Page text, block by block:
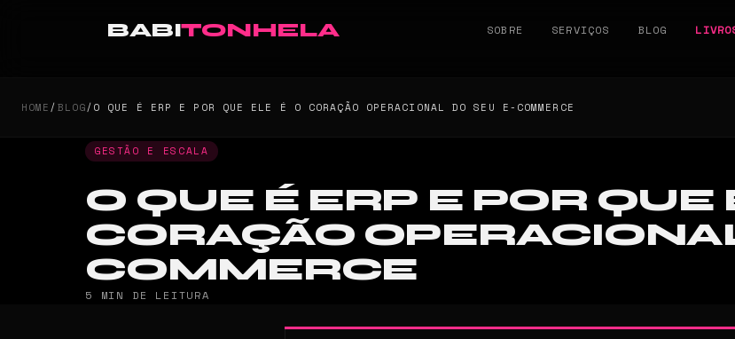
BABITONHELA SOBRE SERVIÇOS BLOG
HOME/BLOG/O QUE É ERP E POR QUE ELE É O CORAÇÃO OPERACIONAL DO SEU E-COMMERCE
GESTÃO E ESCALA
O QUE É ERP E POR QUE
CORAÇÃO
COMMERCE
5 MIN DE LEITURA